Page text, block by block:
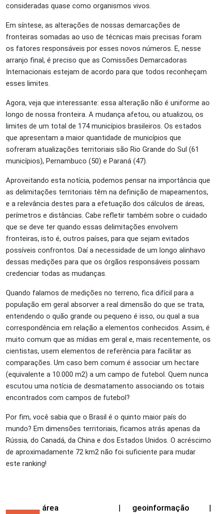
consideradas quase como organismos vivos.
Em síntese, as alterações de nossas demarcações de
fronteiras somadas ao uso de técnicas mais precisas foram
os fatores responsáveis por esses novos números. E, nesse
arranjo final, é preciso que as Comissões Demarcadoras
Internacionais estejam de acordo para que todos reconheçam
esses limites.
Agora, veja que interessante: essa alteração não é uniforme ao
longo de nossa fronteira. A mudança afetou, ou atualizou, os
limites de um total de 174 municípios brasileiros. Os estados
que apresentam a maior quantidade de municípios que
sofreram atualizações territoriais são Rio Grande do Sul (61
municípios), Pernambuco (50) e Paraná (47).
Aproveitando esta notícia, podemos pensar na importância que
as delimitações territoriais têm na definição de mapeamentos,
e a relevância destes para a efetuação dos cálculos de áreas,
perímetros e distâncias. Cabe refletir também sobre o cuidado
que se deve ter quando essas delimitações envolvem
fronteiras, isto é, outros países, para que sejam evitados
possíveis confrontos. Daí a necessidade de um longo alinhavo
dessas medições para que os órgãos responsáveis possam
credenciar todas as mudanças.
Quando falamos de medições no terreno, fica difícil para a
população em geral absorver a real dimensão do que se trata,
entendendo o quão grande ou pequeno é isso, ou qual a sua
correspondência em relação a elementos conhecidos. Assim, é
muito comum que as mídias em geral e, mais recentemente, os
cientistas, usem elementos de referência para facilitar as
comparações. Um caso bem comum é associar um hectare
(equivalente a 10.000 m2) a um campo de futebol. Quem nunca
escutou uma notícia de desmatamento associando os totais
encontrados com campos de futebol?
Por fim, você sabia que o Brasil é o quinto maior país do
mundo? Em dimensões territoriais, ficamos atrás apenas da
Rússia, do Canadá, da China e dos Estados Unidos. O acréscimo
de aproximadamente 72 km2 não foi suficiente para mudar
este ranking!
área | geoinformação |